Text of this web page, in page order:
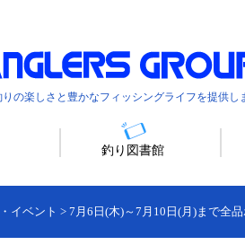
の楽しさと豊かなフィッシングライフを提供し
釣り図書館
イベント > 7月6日(木)～7月10日(月)まで全品